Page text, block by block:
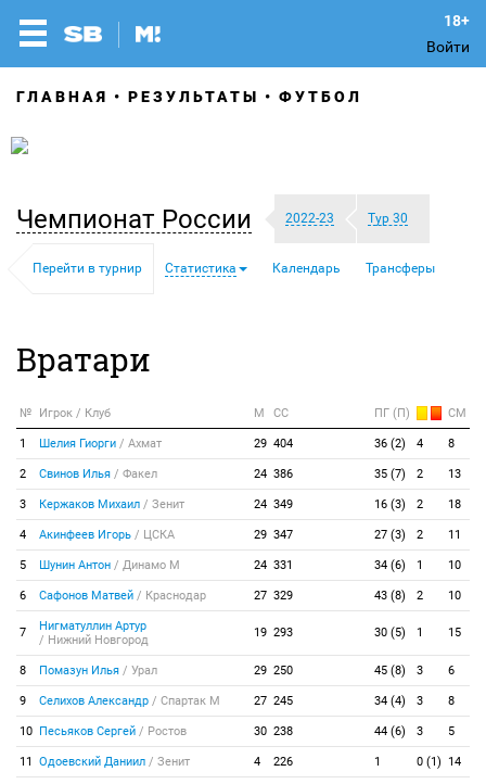
Войти
ГЛАВНАЯ РЕЗУЛЬТАТЫ ФУТБОЛ
Чемпионат России 2022-23 Тур 30
Перейти в турнир Статистика Календарь Трансферы
Вратари
№ Игрок / Клуб М СС ПГ (П) СМ
1 Шелия Гиорги / Ахмат 29 404 36 (2) 4 8
2 Свинов Илья / Факел 24 386 35 (7) 2 13
3 Кержаков Михаил / Зенит 24 349 16 (3) 2 18
4 Акинфеев Игорь / ЦСКА 29 347 27 (3) 2 11
5 Шунин Антон / Динамо М 24 331 34 (6) 1 10
6 Сафонов Матвей / Краснодар 27 329 43 (8) 2 10
7
Нигматуллин Артур
/ Нижний Новгород
19 293 30 (5) 1 15
8 Помазун Илья / Урал 29 250 45 (8) 3 6
9 Селихов Александр / Спартак М 27 245 34 (4) 3 8
10 Песьяков Сергей / Ростов 30 238 44 (6) 3 5
11 Одоевский Даниил / Зенит 4 226 1 0 (1) 14